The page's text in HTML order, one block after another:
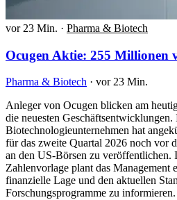
vor 23 Min. · Pharma & Biotech
Ocugen Aktie: 255 Millionen
Pharma & Biotech · vor 23 Min.
Anleger von Ocugen blicken am
die neuesten Geschäftsentwicklungen.
Biotechnologieunternehmen hat
für das zweite Quartal 2026 noch vor
an den US-Börsen zu veröffentlichen.
Zahlenvorlage plant das Management
finanzielle Lage und den aktuellen
Forschungsprogramme zu